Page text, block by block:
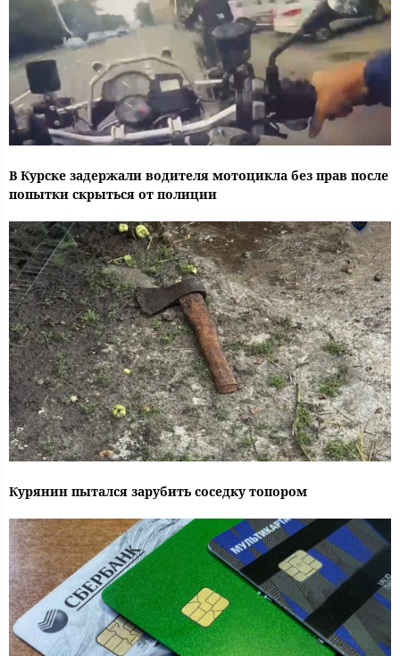
В Курске задержали водителя мотоцикла без прав после
попытки скрыться от полиции
Курянин пытался зарубить соседку топором